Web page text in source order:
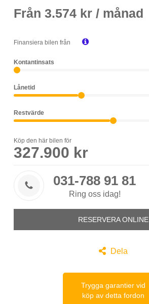
Från 3.574kr / månad
Finansiera bilen från 
Kontantinsats
Lånetid
Restvärde
Köp den här bilen för
327.900 kr
 031-788 91 81
Ring oss idag!
RESERVERA ONLINE
 Dela
Trygga garantier vid
köp av detta fordon